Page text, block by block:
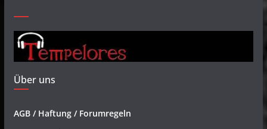
Über uns
AGB / Haftung / Forumregeln